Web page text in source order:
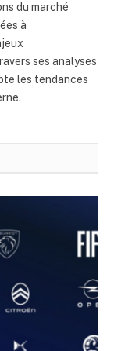
du marché
à
ses analyses
les tendances